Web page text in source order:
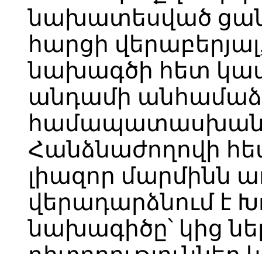
նախատեսված
հարցի
նախագծի հետ
անդամի
համապատասխան
Հանձնաժողովի
լիազոր մարմինն
վերադարձնում է
նախագիծը՝ կից